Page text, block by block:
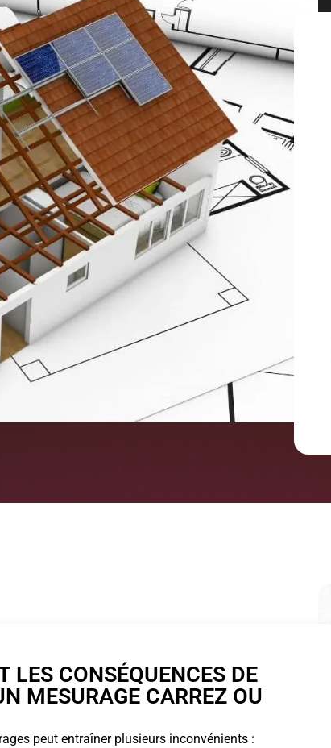
LES CONSÉQUENCES DE
MESURAGE CARREZ OU
peut entraîner plusieurs inconvénients :